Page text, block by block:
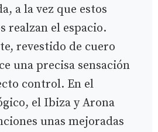
a la vez que estos
realzan el espacio.
revestido de cuero
una precisa sensación
control. En el
el Ibiza y Arona
unas mejoradas